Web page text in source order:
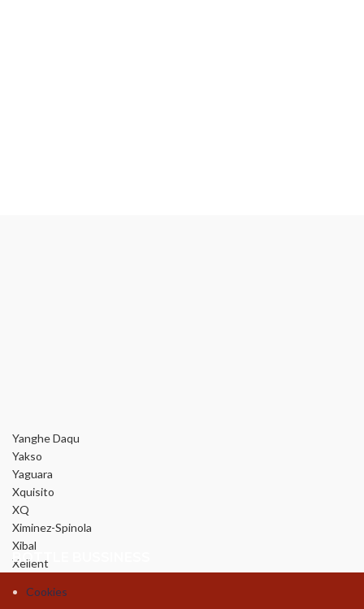
Yanghe Daqu
Yakso
Yaguara
Xquisito
XQ
Ximinez-Spinola
Xibal
Xellent
BOTTLE BUSSINESS
Cookies